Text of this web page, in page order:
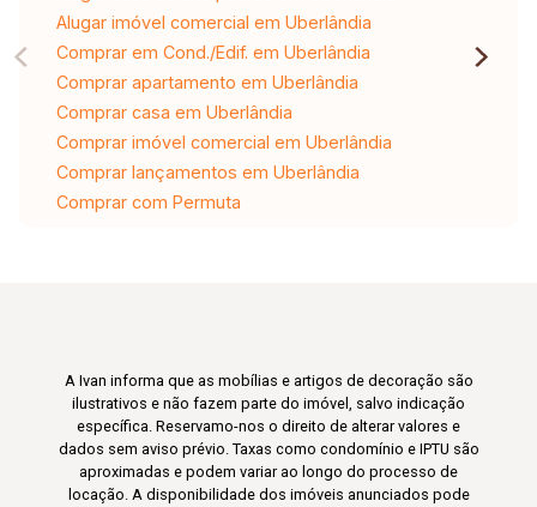
Alugar imóvel comercial em Uberlândia
Comprar em Cond./Edif. em Uberlândia
Comprar apartamento em Uberlândia
Comprar casa em Uberlândia
Comprar imóvel comercial em Uberlândia
Comprar lançamentos em Uberlândia
Comprar com Permuta
A Ivan informa que as mobílias e artigos de decoração são
ilustrativos e não fazem parte do imóvel, salvo indicação
específica. Reservamo-nos o direito de alterar valores e
dados sem aviso prévio. Taxas como condomínio e IPTU são
aproximadas e podem variar ao longo do processo de
locação. A disponibilidade dos imóveis anunciados pode